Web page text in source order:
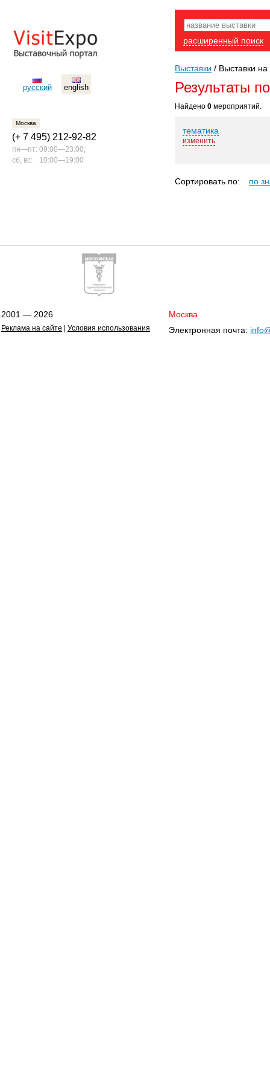
русский english
Москва
(+ 7 495) 212-92-82
пн—пт: 09:00—23:00;
сб, вс:
10:00—19:00
расширенный поиск
Выставки / Выставки на
Результаты
Найдено 0 мероприятий.
тематика
изменить
Сортировать по: по
2001 — 2026
Реклама на сайте Условия использования
Москва
Электронная почта: